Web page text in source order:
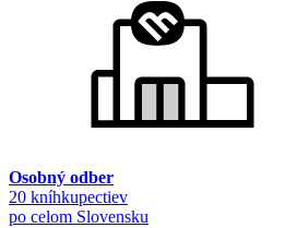
Osobný odber
20 kníhkupectiev
po celom Slovensku